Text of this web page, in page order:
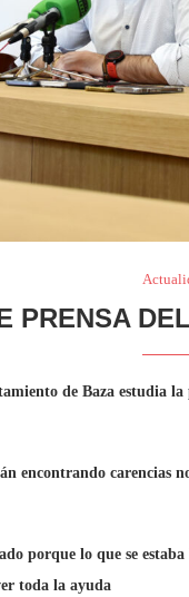
PRENSA
de Baza estudia
encontrando carencias
porque lo que se
toda la ayuda